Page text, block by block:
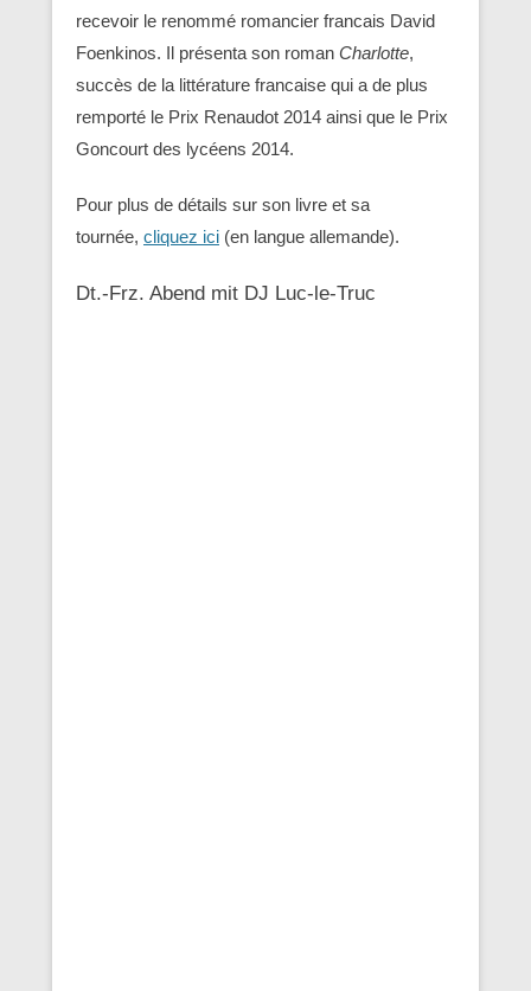
recevoir le renommé romancier francais David
Foenkinos. Il présenta son roman Charlotte,
succès de la littérature francaise qui a de plus
remporté le Prix Renaudot 2014 ainsi que le Prix
Goncourt des lycéens 2014.
Pour plus de détails sur son livre et sa
tournée, cliquez ici (en langue allemande).
Dt.-Frz. Abend mit DJ Luc-le-Truc